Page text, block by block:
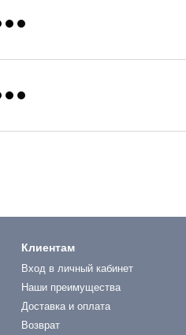
Клиентам
Вход в личный кабинет
Наши преимущества
Доставка и оплата
Возврат